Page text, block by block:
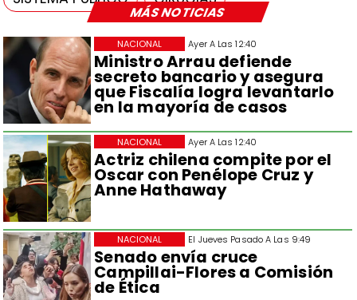
MÁS NOTICIAS
Ayer A Las 12:40
Ministro Arrau defiende
secreto bancario y asegura
que Fiscalía logra levantarlo
en la mayoría de casos
NACIONAL
Ayer A Las 12:40
Actriz chilena compite por el
Oscar con Penélope Cruz y
Anne Hathaway
NACIONAL
El Jueves Pasado A Las 9:49
Senado envía cruce
Campillai-Flores a Comisión
de Ética
NACIONAL